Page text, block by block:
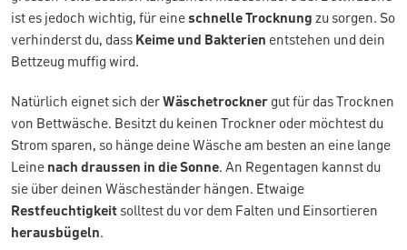
ist es jedoch wichtig, für eineschnelle Trocknung zu sorgen. So
verhinderst du, dass Keime und Bakterien entstehen und dein
Bettzeug muffig wird.
Natürlich eignet sich derWäschetrockner gut für das Trocknen
von Bettwäsche. Besitzt du keinen Trockner oder möchtest du
Strom sparen, so hänge deine Wäsche am besten an eine lange
Leine nach draussen in die Sonne. An Regentagen kannst du
sie über deinen Wäscheständer hängen. Etwaige
Restfeuchtigkeitsolltest du vor dem Falten und Einsortieren
herausbügeln.